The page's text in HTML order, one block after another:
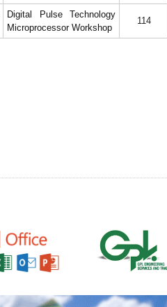
Digital Pulse Technology
Microprocessor Workshop
114